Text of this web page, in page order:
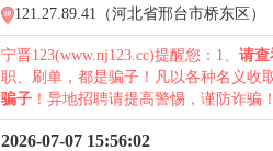
121.27.89.41（河北省邢台市桥东区）
宁晋123(www.nj123.cc)提醒您：1、 请查
职、刷单，都是骗子！凡以各种名义收
骗子 ！异地招聘请提高警惕，谨防诈骗！
2026-07-07 15:56:02